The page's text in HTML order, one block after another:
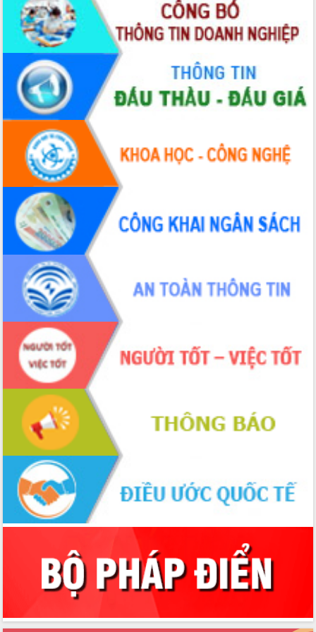
Bầu cử Quốc hội và HĐND: Cử tri Đắk
Lắk gửi gắm niềm tin, kỳ vọng vào lá
phiếu
Đắk Lắk sẵn sàng các điều kiện cho
Ngày hội bầu cử đại biểu Quốc hội
khóa XVI và HĐND các cấp nhiệm kỳ
2026-2031
Đảm bảo cuộc bầu cử đại biểu Quốc
hội và đại biểu HĐND các cấp diễn ra
an toàn, hiệu quả, đúng quy định
Thủ tướng Chính phủ Phạm Minh Chính
kiểm tra, chỉ đạo hoàn thành các dự
án cao tốc và thăm khu tái định cư tại
Đắk Lắk
Sôi nổi Hội đua ngựa truyền thống Gò
Thì Thùng mừng Xuân Bính Ngọ 2026
Lãnh đạo tỉnh dâng hương tưởng niệm
tại Đập Đồng Cam đầu Xuân Bính Ngọ
Ngành nông nghiệp phấn đấu tăng
trưởng đạt 5,86% trong năm 2026
UBND tỉnh Đắk Lắk triển khai công tác
quốc phòng, quân sự địa phương năm
2026
Đắk Lắk tập trung toàn lực khắc phục
tồn tại IUU, sẵn sàng làm việc với
Đoàn thanh tra EC
Chủ tịch UBND tỉnh Tạ Anh Tuấn thăm,
chúc mừng các bệnh viện nhân Ngày
Thầy thuốc Việt Nam
Rộn ràng lễ hội truyền thống Sông
nước Đà Nông lần thứ I năm 2026
Kỳ họp Chuyên đề lần thứ Năm, HĐND
tỉnh Đắk Lắk thông qua các nghị quyết
quan trọng
Thống nhất danh sách giới thiệu ứng
cử đại biểu Quốc hội khoá XVI và đại
biểu HĐND tỉnh Đắk Lắk, nhiệm kỳ
2026-2031
Phát động hai phong trào thi đua quan
trọng trong kỷ nguyên mới
Hội nghị lần thứ tư Ban Chỉ đạo công